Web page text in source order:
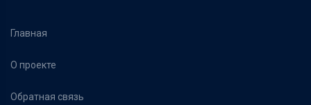
Главная
О проекте
Обратная связь